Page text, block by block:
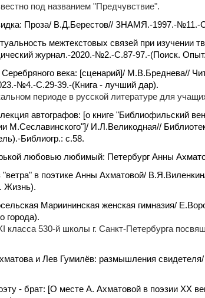
под названием "Предчувствие".
Проза/ В.Д.Берестов// ЗНАМЯ.-1997.-№11.-
межтекстовых связей при
журнал.-2020.-№2.-С.87-97.-(Поиск.
века: [сценарий]/ М.В.Бреднева//
№4.-С.29-39.-(Книга - лучший дар).
периоде в русской литературе для
автографов: [о книге "Библиофильский
М.Сеславинского"]/ И.Л.Великодная//
Библиогр.: с.58.
любовью любимый: Петербург Анны
"ветра" в поэтике Анны Ахматовой/
Жизнь).
Мариининская женская гимназия/
города).
класса 530-й школы г. Санкт-Петербурга
и Лев Гумилёв: размышления
- брат: [О месте А. Ахматовой в поэзии